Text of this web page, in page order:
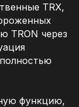
TRX,
TRON через
функцию,